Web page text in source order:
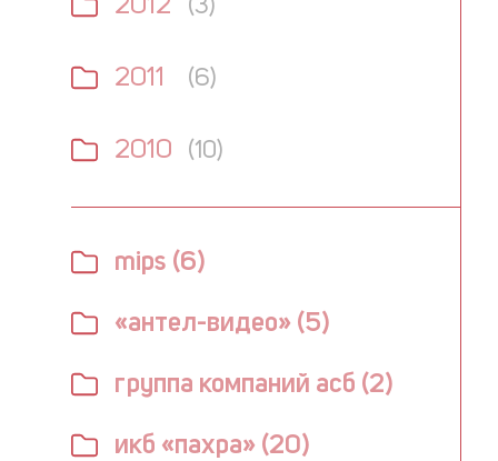
2012 (3)
2011 (6)
2010 (10)
mips (6)
«антел-видео» (5)
группа компаний асб (2)
икб «пахра» (20)